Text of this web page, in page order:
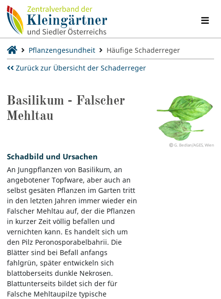
Pflanzengesundheit
Häufige Schaderreger
Zurück zur Übersicht der Schaderreger
Basilikum - Falscher
Mehltau
Schadbild und Ursachen
An Jungpflanzen von Basilikum, an
angebotener Topfware, aber auch an
selbst gesäten Pflanzen im Garten tritt
in den letzten Jahren immer wieder ein
Falscher Mehltau auf, der die Pflanzen
in kurzer Zeit völlig befallen und
vernichten kann. Es handelt sich um
den Pilz Peronosporabelbahrii. Die
Blätter sind bei Befall anfangs
fahlgrün, später entwickeln sich
blattoberseits dunkle Nekrosen.
Blattunterseits bildet sich der für
Falsche Mehltaupilze typische
G. Bedlan/AGES, Wien